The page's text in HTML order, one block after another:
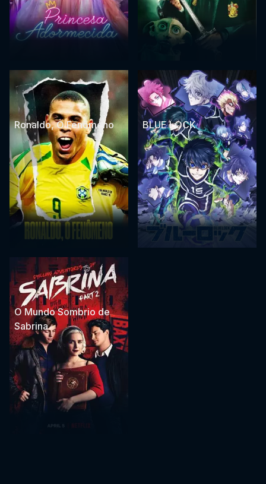
Ronaldo, O Fenômeno BLUE LOCK
O Mundo Sombrio de
Sabrina